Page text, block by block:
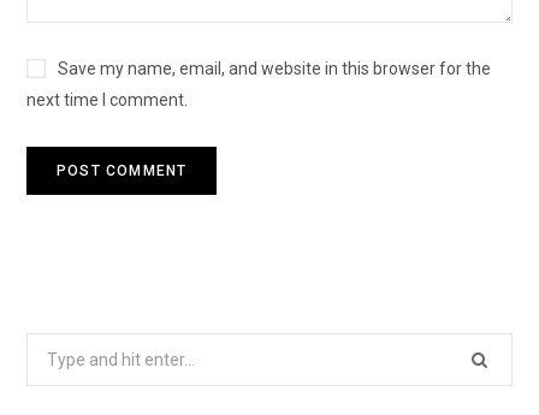
Save my name, email, and website in this browser for the
next time I comment.